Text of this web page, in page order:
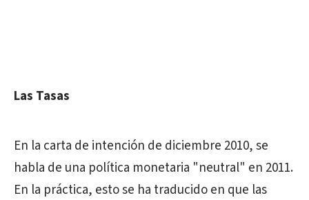
Las Tasas
En la carta de intención de diciembre 2010, se
habla de una política monetaria "neutral" en 2011.
En la práctica, esto se ha traducido en que las